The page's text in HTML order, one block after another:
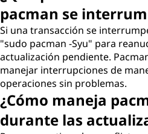
pacman se
Si una transacción se
"sudo pacman -Syu" para
actualización pendiente.
manejar interrupciones de
operaciones sin problemas.
¿Cómo maneja
durante las